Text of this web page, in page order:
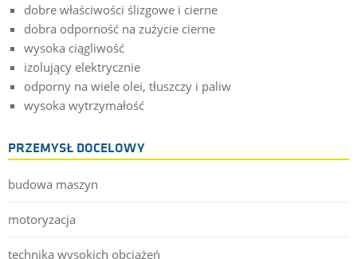
dobre właściwości ślizgowe i cierne
dobra odporność na zużycie cierne
wysoka ciągliwość
izolujący elektrycznie
odporny na wiele olei, tłuszczy i paliw
wysoka wytrzymałość
PRZEMYSŁ DOCELOWY
budowa maszyn
motoryzacja
technika wysokich obciążeń